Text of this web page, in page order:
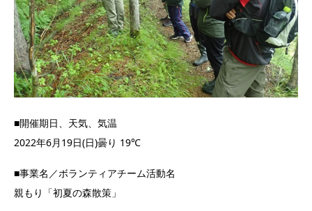
■開催期日、天気、気温
2022年6月19日(日)曇り 19℃
■事業名／ボランティアチーム活動名
親もり「初夏の森散策」